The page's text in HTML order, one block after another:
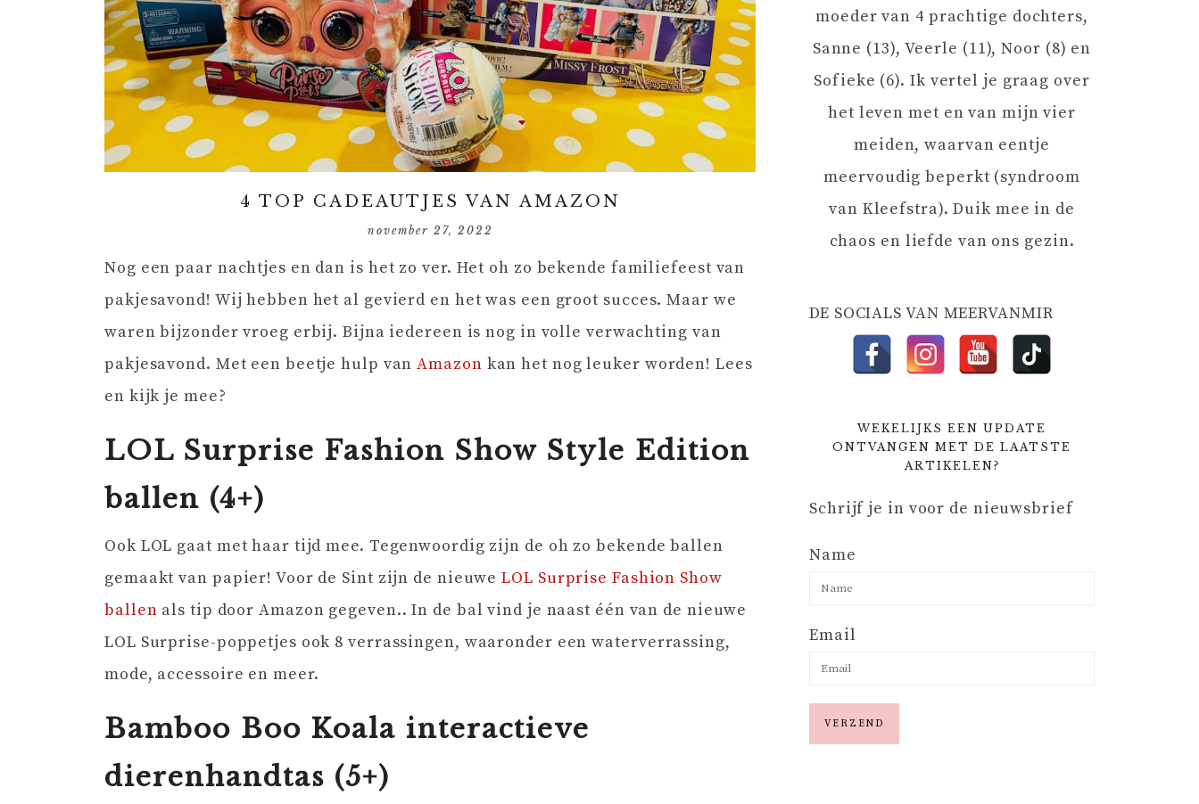
4 TOP CADEAUTJES VAN AMAZON
november 27, 2022
Nog een paar nachtjes en dan is het zo ver. Het oh zo bekende familiefeest van
pakjesavond! Wij hebben het al gevierd en het was een groot succes. Maar we
waren bijzonder vroeg erbij. Bijna iedereen is nog in volle verwachting van
pakjesavond. Met een beetje hulp vanAmazon kan het nog leuker worden! Lees
en kijk je mee?
LOL Surprise Fashion Show Style Edition
ballen (4+)
Ook LOL gaat met haar tijd mee. Tegenwoordig zijn de oh zo bekende ballen
gemaakt van papier! Voor de Sint zijn de nieuweLOL Surprise Fashion Show
ballen als tip door Amazon gegeven.. In de bal vind je naast één van de nieuwe
LOL Surprise-poppetjes ook 8 verrassingen, waaronder een waterverrassing,
mode, accessoire en meer.
Bamboo Boo Koala interactieve
dierenhandtas (5+)
moeder van 4 prachtige dochters,
Sanne (13), Veerle (11), Noor (8) en
Sofieke (6). Ik vertel je graag over
het leven met en van mijn vier
meiden, waarvan eentje
meervoudig beperkt (syndroom
van Kleefstra). Duik mee in de
chaos en liefde van ons gezin.
DE SOCIALS VAN MEERVANMIR
WEKELIJKS EEN UPDATE
ONTVANGEN MET DE LAATSTE
ARTIKELEN?
Schrijf je in voor de nieuwsbrief
Name
Email